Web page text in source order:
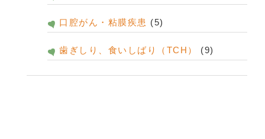
口腔がん・粘膜疾患 (5)
歯ぎしり、食いしばり（TCH） (9)